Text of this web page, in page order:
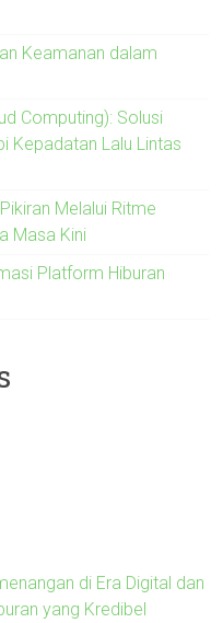
Keamanan dalam
Computing): Solusi
Kepadatan Lalu Lintas
Melalui Ritme
Masa Kini
Platform Hiburan
di Era Digital dan
yang Kredibel